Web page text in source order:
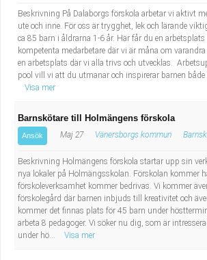
Beskrivning På Dalaborgs förskola arbetar vi aktivt
ute och inne. För oss är trygghet, lek och lärande
ca 85 barn i åldrarna 1-6 år. Här får du en arbetsplats
kompetenta medarbetare där vi är måna om
en arbetsplats där vi alla trivs och utvecklas.
pool vill vi att du utmanar och inspirerar barnen både
Visa mer
Barnskötare till Holmängens förskola
Ansök Maj 27 Vänersborgs kommun
Beskrivning Holmängens förskola startar upp sin
nya lokaler på Holmängsskolan. Förskolan kommer
förskoleverksamhet kommer bedrivas. Vi kommer
förskolegård där barnen inbjuds till kreativitet och
kommer det finnas plats för 45 barn under
arbeta 8 pedagoger. Vi söker nu dig, som är
under hö...
Visa mer